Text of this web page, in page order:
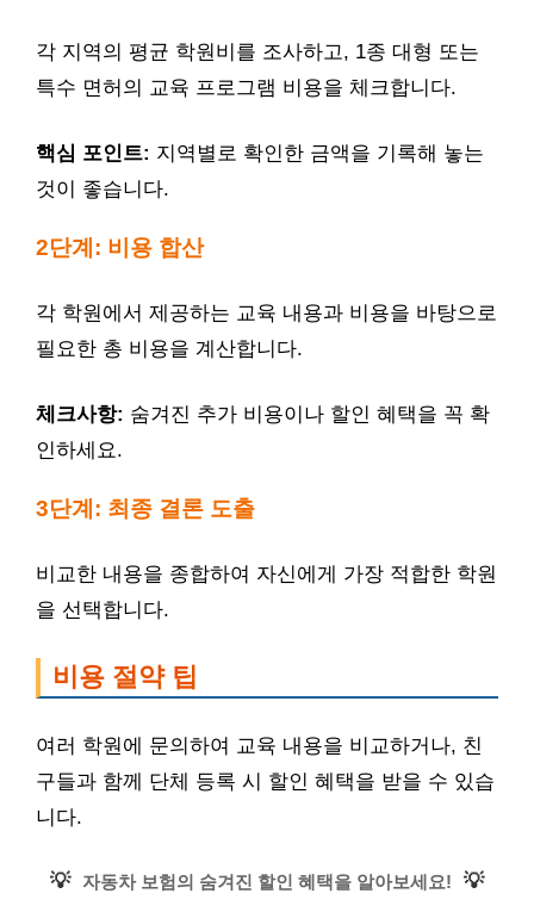
각 지역의 평균 학원비를 조사하고, 1종 대형 또는
특수 면허의 교육 프로그램 비용을 체크합니다.
핵심 포인트: 지역별로 확인한 금액을 기록해 놓는
것이 좋습니다.
2단계: 비용 합산
각 학원에서 제공하는 교육 내용과 비용을 바탕으로
필요한 총 비용을 계산합니다.
체크사항: 숨겨진 추가 비용이나 할인 혜택을 꼭 확
인하세요.
3단계: 최종 결론 도출
비교한 내용을 종합하여 자신에게 가장 적합한 학원
을 선택합니다.
비용 절약 팁
여러 학원에 문의하여 교육 내용을 비교하거나, 친
구들과 함께 단체 등록 시 할인 혜택을 받을 수 있습
니다.
💡 자동차 보험의 숨겨진 할인 혜택을 알아보세요! 💡